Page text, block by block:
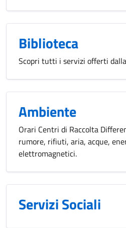
Biblioteca
Scopri tutti i servizi offerti
Ambiente
Orari Centri di Raccolta
rumore, rifiuti, aria, acque,
elettromagnetici.
Servizi Sociali